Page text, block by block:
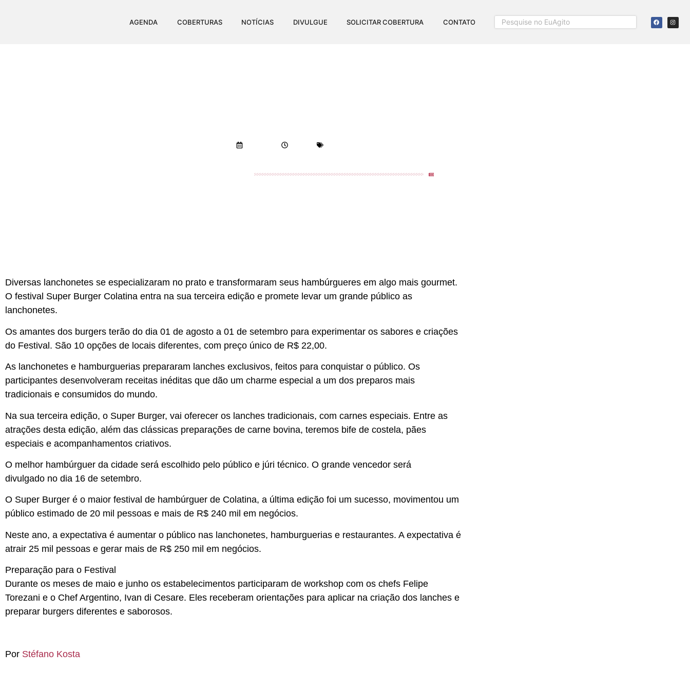
AGENDA COBERTURAS NOTÍCIAS DIVULGUE SOLICITAR COBERTURA CONTATO
18/07/2019
Diversas lanchonetes se especializaram no prato e transformaram seus hambúrgueres em algo mais gourmet.
O festival Super Burger Colatina entra na sua terceira edição e promete levar um grande público as
lanchonetes.
Os amantes dos burgers terão do dia 01 de agosto a 01 de setembro para experimentar os sabores e criações
do Festival. São 10 opções de locais diferentes, com preço único de R$ 22,00.
As lanchonetes e hamburguerias prepararam lanches exclusivos, feitos para conquistar o público. Os
participantes desenvolveram receitas inéditas que dão um charme especial a um dos preparos mais
tradicionais e consumidos do mundo.
Na sua terceira edição, o Super Burger, vai oferecer os lanches tradicionais, com carnes especiais. Entre as
atrações desta edição, além das clássicas preparações de carne bovina, teremos bife de costela, pães
especiais e acompanhamentos criativos.
O melhor hambúrguer da cidade será escolhido pelo público e júri técnico. O grande vencedor será
divulgado no dia 16 de setembro.
O Super Burger é o maior festival de hambúrguer de Colatina, a última edição foi um sucesso, movimentou um
público estimado de 20 mil pessoas e mais de R$ 240 mil em negócios.
Neste ano, a expectativa é aumentar o público nas lanchonetes, hamburguerias e restaurantes. A expectativa é
atrair 25 mil pessoas e gerar mais de R$ 250 mil em negócios.
Preparação para o Festival
Durante os meses de maio e junho os estabelecimentos participaram de workshop com os chefs Felipe
Torezani e o Chef Argentino, Ivan di Cesare. Eles receberam orientações para aplicar na criação dos lanches e
preparar burgers diferentes e saborosos.
Por Stéfano Kosta